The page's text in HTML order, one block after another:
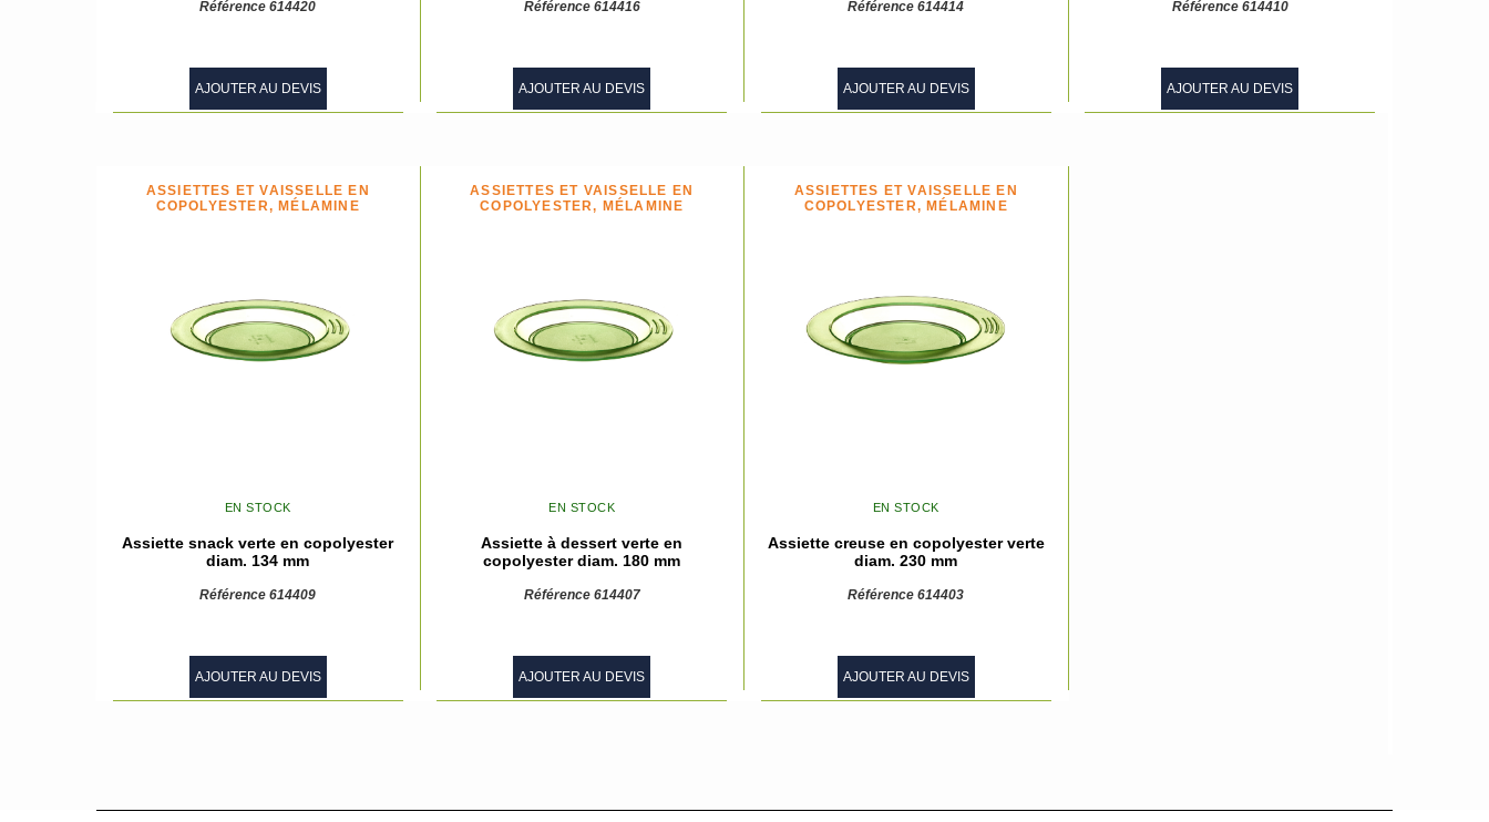
Référence 614420
AJOUTER AU DEVIS
Référence 614416
AJOUTER AU DEVIS
Référence 614414
AJOUTER AU DEVIS
Référence 614410
AJOUTER AU DEVIS
ASSIETTES ET VAISSELLE EN
COPOLYESTER, MÉLAMINE
EN STOCK
Assiette snack verte en copolyester
diam. 134 mm
Référence 614409
AJOUTER AU DEVIS
ASSIETTES ET VAISSELLE EN
COPOLYESTER, MÉLAMINE
EN STOCK
Assiette à dessert verte en
copolyester diam. 180 mm
Référence 614407
AJOUTER AU DEVIS
ASSIETTES ET VAISSELLE EN
COPOLYESTER, MÉLAMINE
EN STOCK
Assiette creuse en copolyester verte
diam. 230 mm
Référence 614403
AJOUTER AU DEVIS